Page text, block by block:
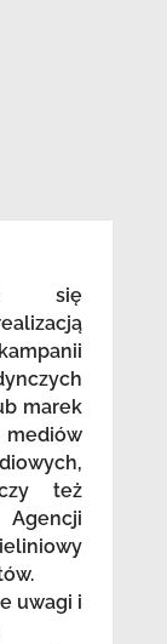
się
marek
też
uwagi i